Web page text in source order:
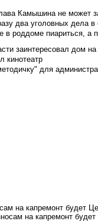
Камышина не может
два уголовных дела
роддоме пиариться, а
заинтересовал дом
кинотеатр
для
на капремонт будет